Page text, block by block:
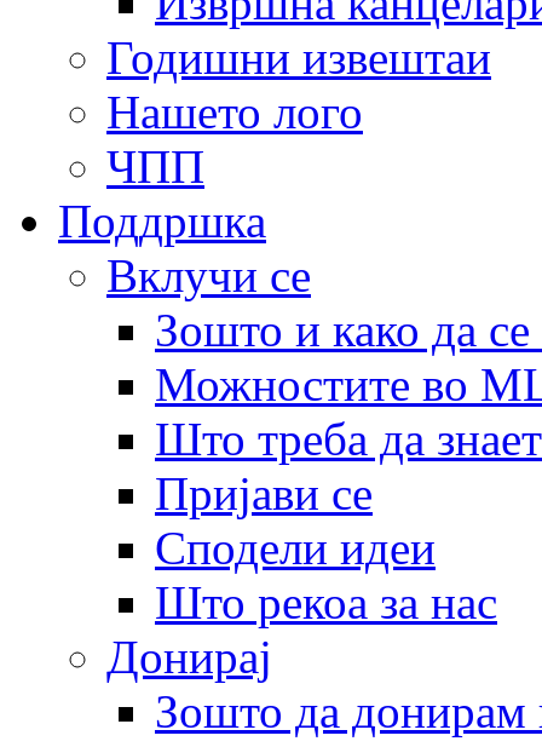
Годишни извештаи
Нашето лого
ЧПП
Поддршка
Вклучи се
Зошто и како да
Можностите во
Што треба да
Пријави се
Сподели идеи
Што рекоа за нас
Донирај
Зошто да